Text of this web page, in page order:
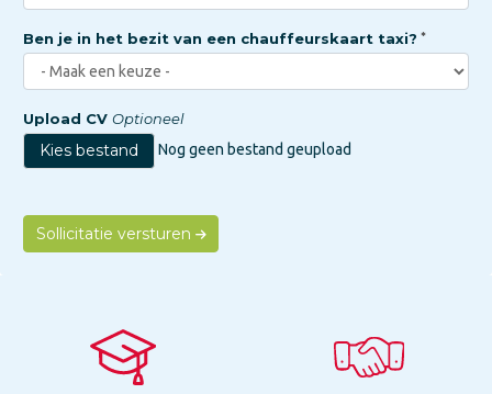
Ben je in het bezit van een chauffeurskaart taxi?
Upload CV Optioneel
Kies bestand Nog geen bestand geupload
Sollicitatie versturen